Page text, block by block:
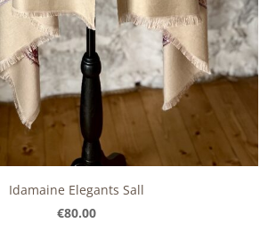
Idamaine Elegants Sall
€80.00